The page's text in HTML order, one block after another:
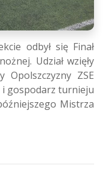
odbył się Finał
Udział wzięły
Opolszczyzny ZSE
i gospodarz turnieju
Mistrza